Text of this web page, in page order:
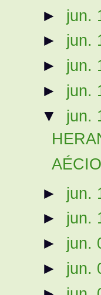
► jun.
► jun.
► jun.
► jun.
▼ jun.
► jun.
► jun.
► jun.
► jun.